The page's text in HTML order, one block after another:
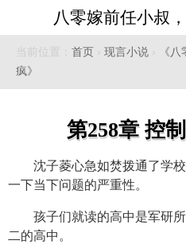
八零嫁前任小叔
当前位置： 首页 › 现言小说 ›
《
疯》
第258章 控
沈子菱心急如焚拨通了学
一下当下问题的严重性。
孩子们就读的高中是军研
二的高中。